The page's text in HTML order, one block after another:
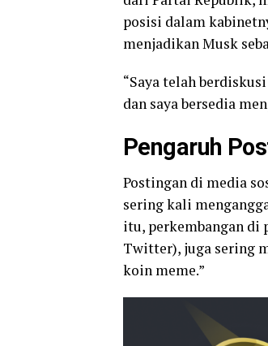
posisi dalam
menjadikan Musk
“Saya telah
dan saya bersedia
Pengaruh
Postingan di media
sering kali
itu, perkembangan di
Twitter), juga sering
koin meme.”